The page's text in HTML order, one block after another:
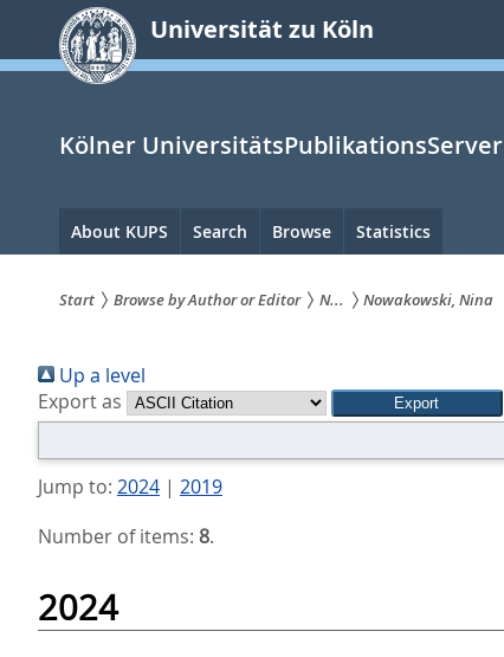
springen
Universität zu Köln
Kölner UniversitätsPublikationsServer
Hauptnavigation
About KUPS Search Browse Statistics
sind
hier:
Start Browse by Author or Editor N... Nowakowski, Nina
Up a level
Export as
Jump to: 2024| 2019
Number of items: 8.
2024